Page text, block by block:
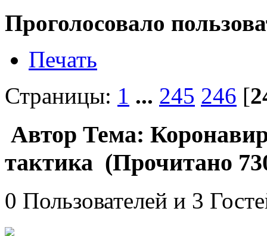
Проголосовало
Печать
Страницы: 1 ... 245 246 [
Автор Тема:
тактика (Прочитано
0 Пользователей и 3